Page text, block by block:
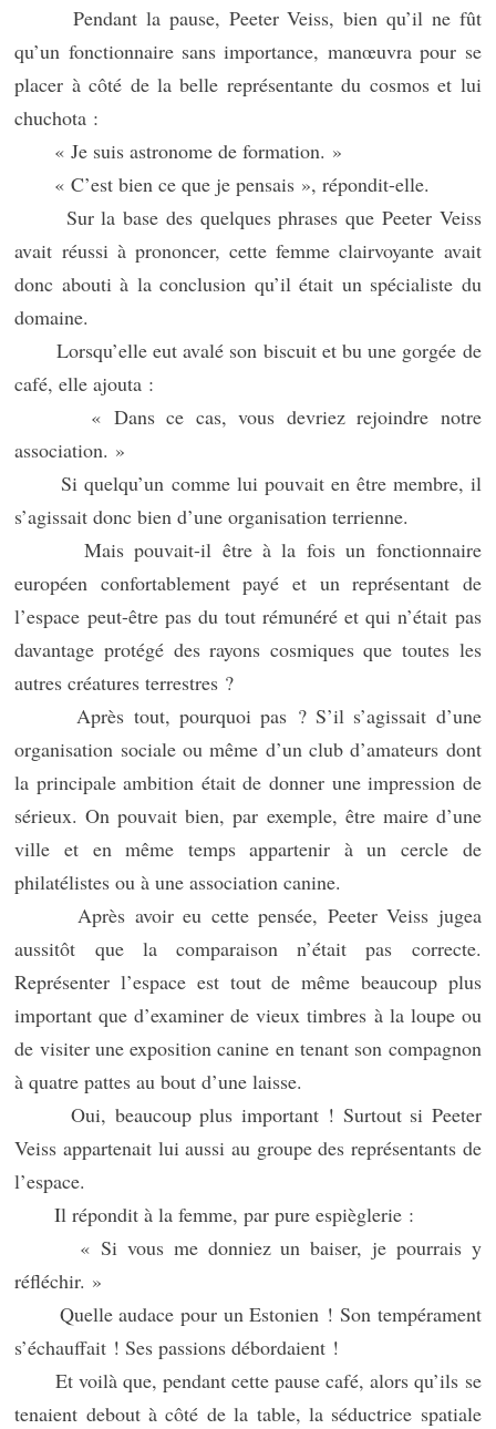
Pendant la pause, Peeter Veiss, bien qu’il ne fût
qu’un fonctionnaire sans importance, manœuvra pour se
placer à côté de la belle représentante du cosmos et lui
chuchota :
« Je suis astronome de formation. »
« C’est bien ce que je pensais », répondit-elle.
Sur la base des quelques phrases que Peeter Veiss
avait réussi à prononcer, cette femme clairvoyante avait
donc abouti à la conclusion qu’il était un spécialiste du
domaine.
Lorsqu’elle eut avalé son biscuit et bu une gorgée de
café, elle ajouta :
« Dans ce cas, vous devriez rejoindre notre
association. »
Si quelqu’un comme lui pouvait en être membre, il
s’agissait donc bien d’une organisation terrienne.
Mais pouvait-il être à la fois un fonctionnaire
européen confortablement payé et un représentant de
l’espace peut-être pas du tout rémunéré et qui n’était pas
davantage protégé des rayons cosmiques que toutes les
autres créatures terrestres ?
Après tout, pourquoi pas ? S’il s’agissait d’une
organisation sociale ou même d’un club d’amateurs dont
la principale ambition était de donner une impression de
sérieux. On pouvait bien, par exemple, être maire d’une
ville et en même temps appartenir à un cercle de
philatélistes ou à une association canine.
Après avoir eu cette pensée, Peeter Veiss jugea
aussitôt que la comparaison n’était pas correcte.
Représenter l’espace est tout de même beaucoup plus
important que d’examiner de vieux timbres à la loupe ou
de visiter une exposition canine en tenant son compagnon
à quatre pattes au bout d’une laisse.
Oui, beaucoup plus important ! Surtout si Peeter
Veiss appartenait lui aussi au groupe des représentants de
l’espace.
Il répondit à la femme, par pure espièglerie :
« Si vous me donniez un baiser, je pourrais y
réfléchir. »
Quelle audace pour un Estonien ! Son tempérament
s’échauffait ! Ses passions débordaient !
Et voilà que, pendant cette pause café, alors qu’ils se
tenaient debout à côté de la table, la séductrice spatiale